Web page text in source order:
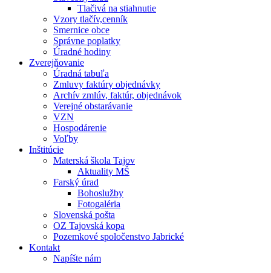
Tlačivá na stiahnutie
Vzory tlačív,cenník
Smernice obce
Správne poplatky
Úradné hodiny
Zverejňovanie
Úradná tabuľa
Zmluvy faktúry objednávky
Archív zmlúv, faktúr, objednávok
Verejné obstarávanie
VZN
Hospodárenie
Voľby
Inštitúcie
Materská škola Tajov
Aktuality MŠ
Farský úrad
Bohoslužby
Fotogaléria
Slovenská pošta
OZ Tajovská kopa
Pozemkové spoločenstvo Jabrické
Kontakt
Napíšte nám